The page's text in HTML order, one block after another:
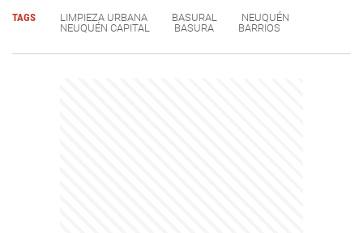
TAGS LIMPIEZA URBANA BASURAL
NEUQUÉN
NEUQUÉN CAPITAL
BASURA BARRIOS